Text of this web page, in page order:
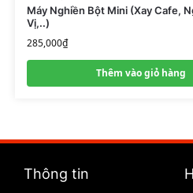
Máy Nghiền Bột Mini (Xay Cafe,
Vị,..)
285,000₫
Thêm vào giỏ hàng
Thông tin